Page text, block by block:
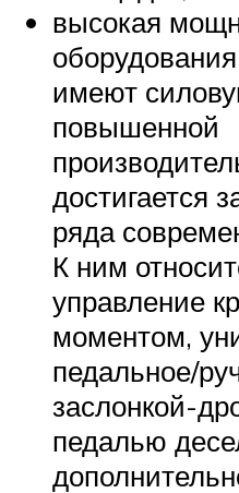
высокая
имеют
повышенной
достигается
ряда
К ним
управление
моментом,
педальное/
заслонкой-
педалью